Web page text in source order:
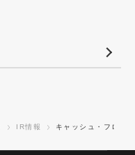
IR情報 キャッシュ・フロー